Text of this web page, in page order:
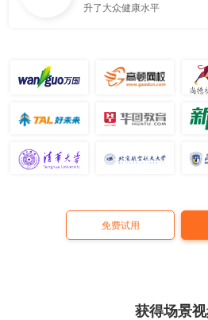
升了大众健康水平
免费试用
获得场景